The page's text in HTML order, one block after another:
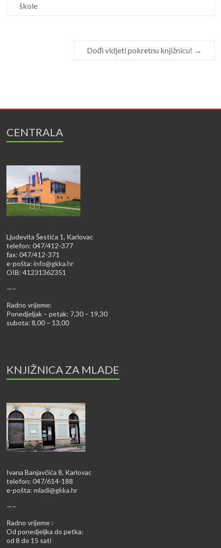
škole
Dođi vidjeti pokretnu knjižnicu! →
CENTRALA
Ljudevita Šestića 1, Karlovac
telefon: 047/412-377
fax: 047/412-371
e-pošta:info@gkka.hr
OIB: 41231362351
—–
Radno vrijeme:
Ponedjeljak – petak: 7,30 – 19,30
subota: 8,00 – 13,00
KNJIŽNICA ZA MLADE
Ivana Banjavčića 8, Karlovac
telefon: 047/614-188
e-pošta:mladi@gkka.hr
—–
Radno vrijeme :
Od ponedjeljka do petka:
od 8 do 15 sati